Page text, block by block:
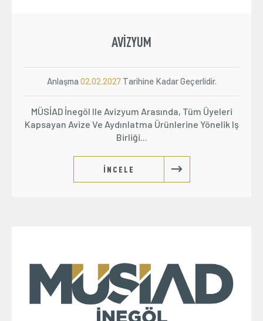
AVIZYUM
Anlaşma 02.02.2027Tarihine Kadar Geçerlidir.
MÜSİAD İnegöl Ile Avizyum Arasında, Tüm Üyeleri
Kapsayan Avize Ve Aydınlatma Ürünlerine Yönelik Iş
Birliği...
İNCELE